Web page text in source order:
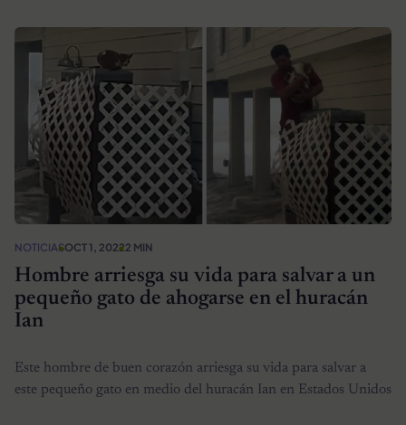
NOTICIASOCT 1, 20222 MIN
Hombre arriesga su vida para salvar a un
pequeño gato de ahogarse en el huracán
Ian
Este hombre de buen corazón arriesga su vida para salvar a
este pequeño gato en medio del huracán Ian en Estados Unidos